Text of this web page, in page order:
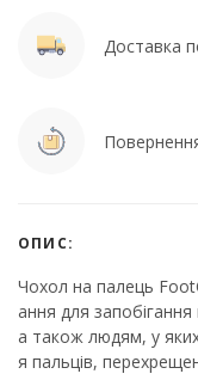
Доставка
ОПИС:
Чохол на палець
ання для
а також людям, у
я пальців,